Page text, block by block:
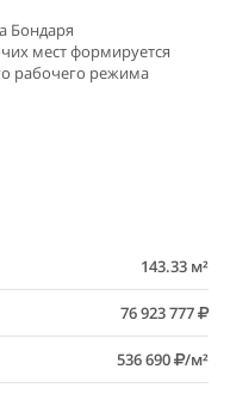
Бондаря
мест формируется
рабочего режима
143.33 м²
76 923 777
536 690 /м²